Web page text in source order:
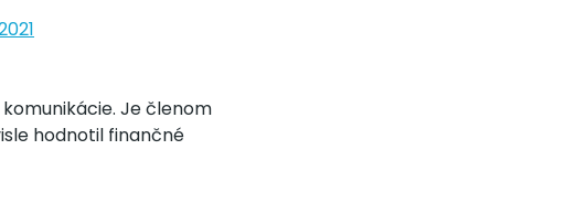
Je členom
hodnotil finančné